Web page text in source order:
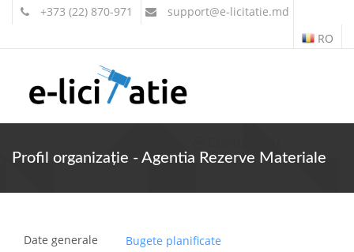
+373 (22) 870-971 support@e-licitatie.md
RO
Profil organizație - Agentia Rezerve Materiale
Date generale Bugete planificate